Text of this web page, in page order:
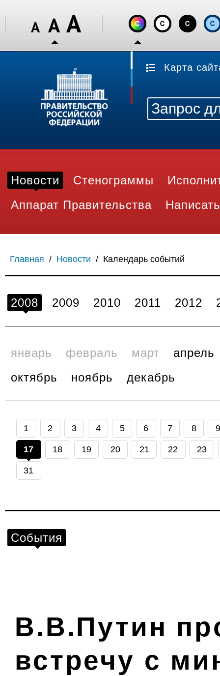
Карта
Новости Стенограммы
Аппарат Правительства
Главная / Новости / Календарь событий
2008 2009 2010 2011 2012
январь февраль март
апрель
октябрь
ноябрь декабрь
1 2 3 4 5 6 7 8 9
17 18 19 20 21 22 23
31
События
В.В.Путин
встречу с